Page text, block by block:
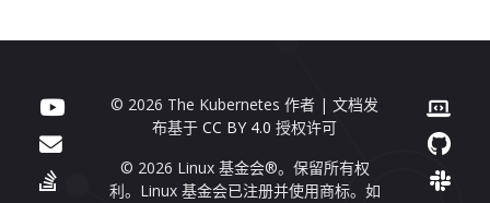
© 2026 The Kubernetes 作者 | 文档发
布基于CC BY 4.0 授权许可
© 2026 Linux 基金会®。保留所有权
利。Linux 基金会已注册并使用商标。如